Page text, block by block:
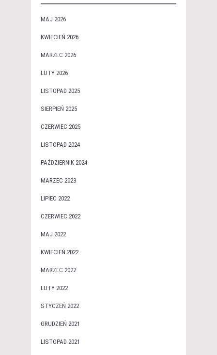
MAJ 2026
KWIECIEŃ 2026
MARZEC 2026
LUTY 2026
LISTOPAD 2025
SIERPIEŃ 2025
CZERWIEC 2025
LISTOPAD 2024
PAŹDZIERNIK 2024
MARZEC 2023
LIPIEC 2022
CZERWIEC 2022
MAJ 2022
KWIECIEŃ 2022
MARZEC 2022
LUTY 2022
STYCZEŃ 2022
GRUDZIEŃ 2021
LISTOPAD 2021